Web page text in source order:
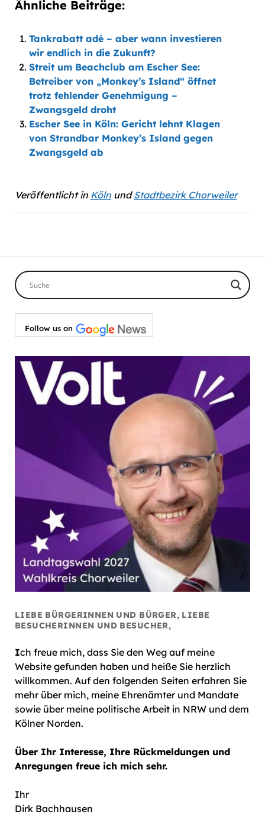
Ähnliche Beiträge:
Tankrabatt adé – aber wann investieren
wir endlich in die Zukunft?
Streit um Beachclub am Escher See:
Betreiber von „Monkey’s Island“ öffnet
trotz fehlender Genehmigung –
Zwangsgeld droht
Escher See in Köln: Gericht lehnt Klagen
von Strandbar Monkey’s Island gegen
Zwangsgeld ab
Veröffentlicht in KölnundStadtbezirk Chorweiler
Follow us on
LIEBE BÜRGERINNEN UND BÜRGER, LIEBE
BESUCHERINNEN UND BESUCHER,
Ich freue mich, dass Sie den Weg auf meine
Website gefunden haben und heiße Sie herzlich
willkommen. Auf den folgenden Seiten erfahren Sie
mehr über mich, meine Ehrenämter und Mandate
sowie über meine politische Arbeit in NRW und dem
Kölner Norden.
Über Ihr Interesse, Ihre Rückmeldungen und
Anregungen freue ich mich sehr.
Ihr
Dirk Bachhausen